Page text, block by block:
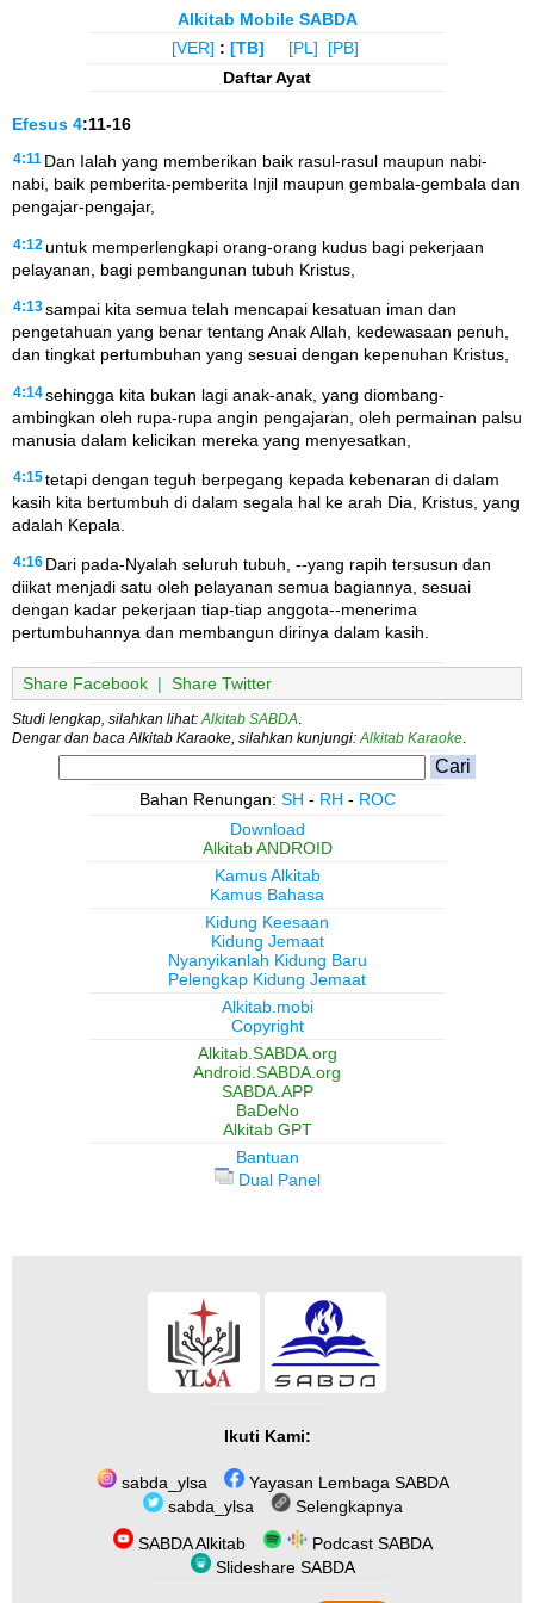
Alkitab Mobile SABDA
[VER] : [TB] [PL]
[PB]
Daftar Ayat
Efesus 4:11-16
4:11 Dan Ialah yang memberikan baik rasul-rasul maupun nabi-
nabi, baik pemberita-pemberita Injil maupun gembala-gembala dan
pengajar-pengajar,
4:12 untuk memperlengkapi orang-orang kudus bagi pekerjaan
pelayanan, bagi pembangunan tubuh Kristus,
4:13sampai kita semua telah mencapai kesatuan iman dan
pengetahuan yang benar tentang Anak Allah, kedewasaan penuh,
dan tingkat pertumbuhan yang sesuai dengan kepenuhan Kristus,
4:14sehingga kita bukan lagi anak-anak, yang diombang-
ambingkan oleh rupa-rupa angin pengajaran, oleh permainan palsu
manusia dalam kelicikan mereka yang menyesatkan,
4:15tetapi dengan teguh berpegang kepada kebenaran di dalam
kasih kita bertumbuh di dalam segala hal ke arah Dia, Kristus, yang
adalah Kepala.
4:16 Dari pada-Nyalah seluruh tubuh, --yang rapih tersusun dan
diikat menjadi satu oleh pelayanan semua bagiannya, sesuai
dengan kadar pekerjaan tiap-tiap anggota--menerima
pertumbuhannya dan membangun dirinya dalam kasih.
Share Facebook | Share Twitter
Studi lengkap, silahkan lihat: Alkitab SABDA
Dengar dan baca Alkitab Karaoke, silahkan kunjungi: Alkitab Karaoke
Bahan Renungan: SH - RH - ROC
Download
Alkitab ANDROID
Kamus Alkitab
Kamus Bahasa
Kidung Keesaan
Kidung Jemaat
Nyanyikanlah Kidung Baru
Pelengkap Kidung Jemaat
Alkitab.mobi
Copyright
Alkitab.SABDA.org
Android.SABDA.org
SABDA.APP
BaDeNo
Alkitab GPT
Bantuan
Dual Panel
Ikuti Kami:
sabda_ylsa
Yayasan Lembaga SABDA
sabda_ylsa
Selengkapnya
SABDA Alkitab
Podcast SABDA
Slideshare SABDA